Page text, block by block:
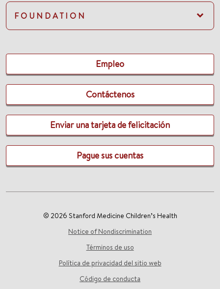
FOUNDATION
Empleo
Contáctenos
Enviar una tarjeta de felicitación
Pague sus cuentas
© 2026 Stanford Medicine Children’s Health
Notice of Nondiscrimination
Términos de uso
Política de privacidad del sitio web
Código de conducta